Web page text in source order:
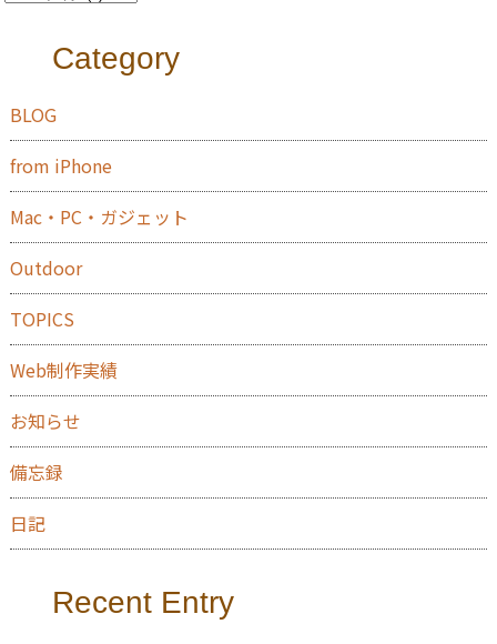
Category
BLOG
from iPhone
Mac・PC・ガジェット
Outdoor
TOPICS
Web制作実績
お知らせ
備忘録
日記
Recent Entry